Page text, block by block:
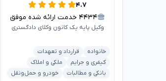
۴.۷
۴۴۳۴ خدمت ارائه شده موفق
وکیل پایه یک کانون وکلای دادگستری
خانواده
قرارداد و تعهدات
کیفری و جرایم
ملکی و املاک
بانکی و مطالبات
خودرو و حمل‌ونقل